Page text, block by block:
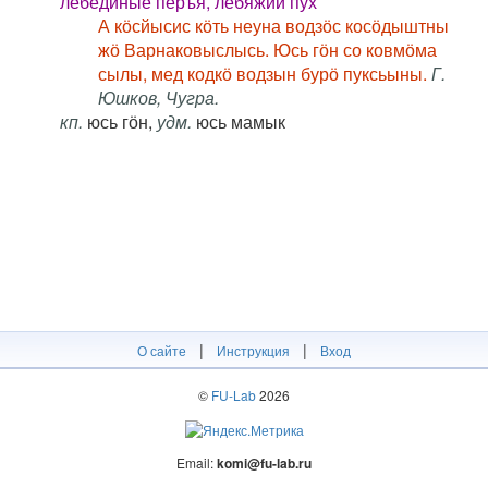
А кӧсйысис кӧть неуна водзӧс косӧдыштны
жӧ Варнаковыслысь. Юсь гӧн со ковмӧма
сылы, мед кодкӧ водзын бурӧ пуксьыны. Г.
Юшков, Чугра.
кп. юсь гӧн, удм. юсь мамык
О сайте | Инструкция | Вход
© FU-Lab2026
Email:komi@fu-lab.ru